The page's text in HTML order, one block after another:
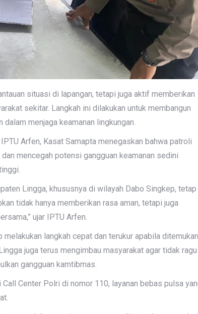
situasi di lapangan, tetapi juga aktif memberikan
sekitar. Langkah ini dilakukan untuk membangun
menjaga keamanan lingkungan.
Arfen, Kasat Samapta menegaskan bahwa patroli
mencegah potensi gangguan keamanan sedini
Lingga, khususnya di wilayah Dabo Singkep, tetap
tidak hanya memberikan rasa aman, tetapi juga
ujar IPTU Arfen.
langkah cepat dan terukur apabila ditemukan
juga terus mengimbau masyarakat agar tidak ragu
gangguan kamtibmas.
Center Polri di nomor 110, layanan bebas pulsa